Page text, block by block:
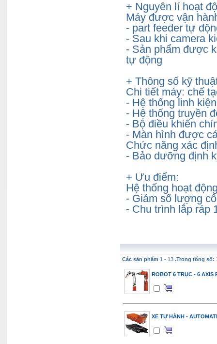
+ Nguyên lí hoạt
Máy được vận
- part feeder tự
- Sau khi camera
- Sản phẩm được
tự động
+ Thông số kỹ
Chi tiết máy: chế
- Hệ thống linh
- Hệ thống truyền
- Bộ điều khiển
- Màn hình được
Chức năng xác
- Bảo dưỡng định
+ Ưu điểm:
Hệ thống hoạt
- Giảm số lượng
- Chu trình lắp ráp
Các sản phẩm 1 - 13 .Trong tổng số:
ROBOT 6 TRỤC - 6 AXIS
XE TỰ HÀNH -